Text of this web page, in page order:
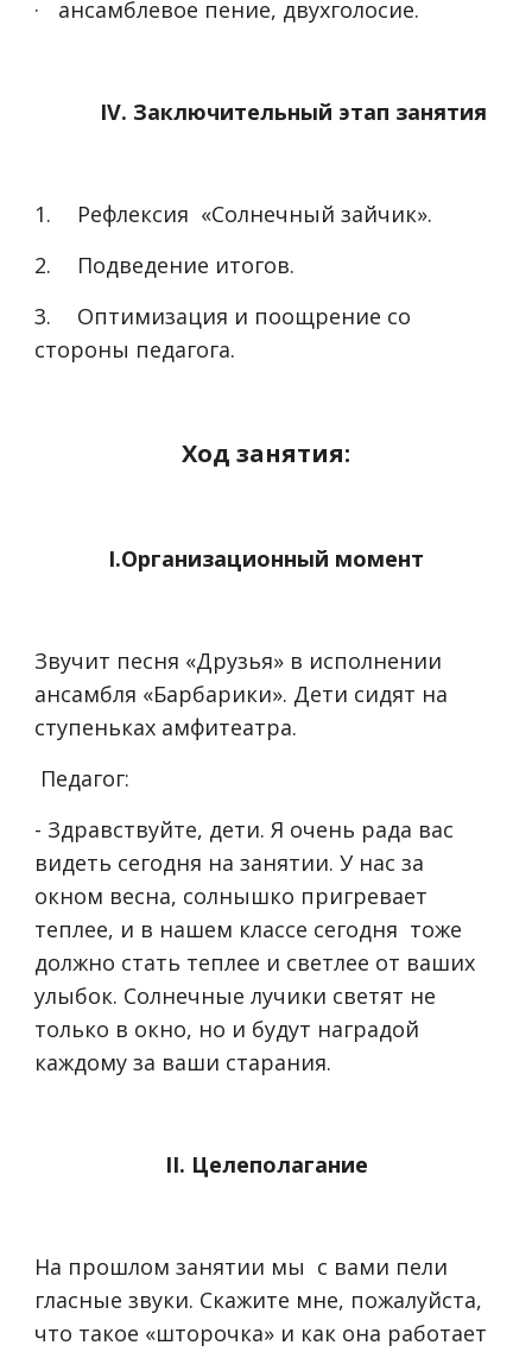
· ансамблевое пение, двухголосие.
IV. Заключительный этап занятия
1.
Рефлексия «Солнечный зайчик».
2.
Подведение итогов.
3.
Оптимизация и поощрение со
стороны педагога.
Ход занятия:
I.Организационный момент
Звучит песня «Друзья» в исполнении
ансамбля «Барбарики». Дети сидят на
ступеньках амфитеатра.
Педагог:
- Здравствуйте, дети. Я очень рада вас
видеть сегодня на занятии. У нас за
окном весна, солнышко пригревает
теплее, и в нашем классе сегодня тоже
должно стать теплее и светлее от ваших
улыбок. Солнечные лучики светят не
только в окно, но и будут наградой
каждому за ваши старания.
II. Целеполагание
На прошлом занятии мы с вами пели
гласные звуки. Скажите мне, пожалуйста,
что такое «шторочка» и как она работает